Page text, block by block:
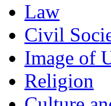
Law
Civil
Image of
Religion